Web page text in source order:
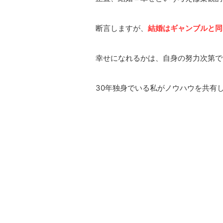
断言しますが、 結婚はギャンブルと
幸せになれるかは、自身の努力次第で
30年独身でいる私がノウハウを共有し